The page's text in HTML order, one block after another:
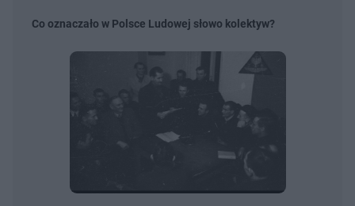
Co oznaczało w Polsce Ludowej słowo kolektyw?